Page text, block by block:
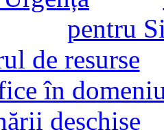
pentru